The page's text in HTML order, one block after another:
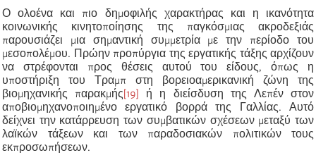
Ο ολοένα και πιο δημοφιλής χαρακτήρας και η ικανότητα
κοινωνικής κινητοποίησης της παγκόσμιας ακροδεξιάς
παρουσιάζει μια σημαντική συμμετρία με την περίοδο του
μεσοπολέμου. Πρώην προπύργια της εργατικής τάξης αρχίζουν
να στρέφονται προς θέσεις αυτού του είδους, όπως η
υποστήριξη του Τραμπ στη βορειοαμερικανική ζώνη της
βιομηχανικής παρακμής[19] ή η διείσδυση της Λεπέν στον
αποβιομηχανοποιημένο εργατικό βορρά της Γαλλίας. Αυτό
δείχνει την κατάρρευση των συμβατικών σχέσεων μεταξύ των
λαϊκών τάξεων και των παραδοσιακών πολιτικών τους
εκπροσωπήσεων.